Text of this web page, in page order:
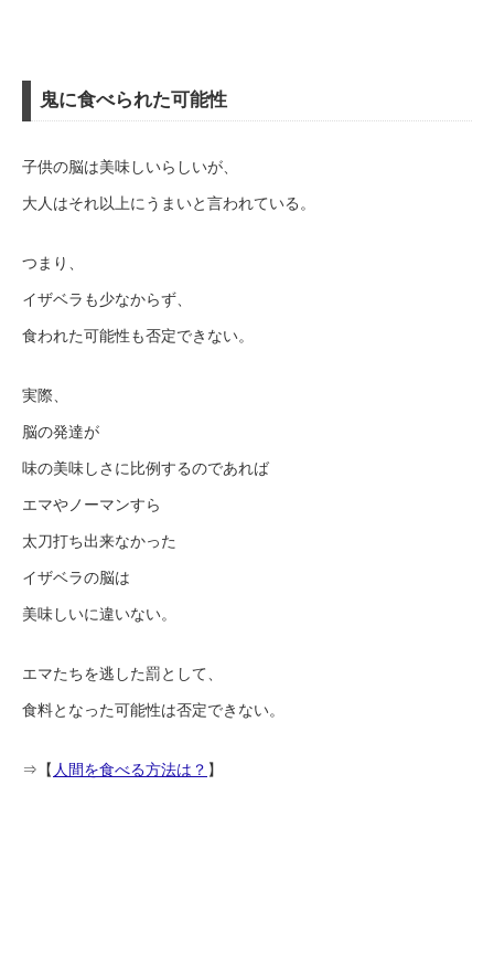
鬼に食べられた可能性
子供の脳は美味しいらしいが、
大人はそれ以上にうまいと言われている。
つまり、
イザベラも少なからず、
食われた可能性も否定できない。
実際、
脳の発達が
味の美味しさに比例するのであれば
エマやノーマンすら
太刀打ち出来なかった
イザベラの脳は
美味しいに違いない。
エマたちを逃した罰として、
食料となった可能性は否定できない。
⇒【 人間を食べる方法は？ 】